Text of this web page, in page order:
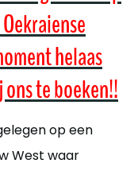
helaas
te boeken!!
op een
West waar